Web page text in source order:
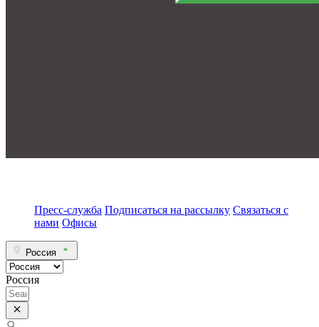
Пресс-служба Подписаться на рассылку Связаться с
нами Офисы
Россия
Россия